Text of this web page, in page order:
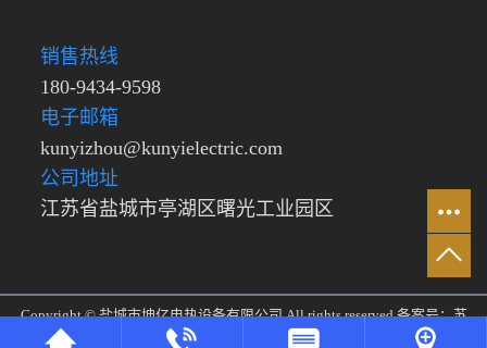
销售热线
180-9434-9598
电子邮箱
kunyizhou@kunyielectric.com
公司地址
江苏省盐城市亭湖区曙光工业园区
Copyright © 盐城市坤亿电热设备有限公司 All rights reserved 备案号：苏
ICP备2021046766号
主要从事于管道加热器，风道加热器，法兰加热管，